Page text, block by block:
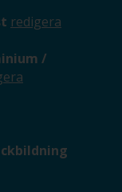
redigera
/